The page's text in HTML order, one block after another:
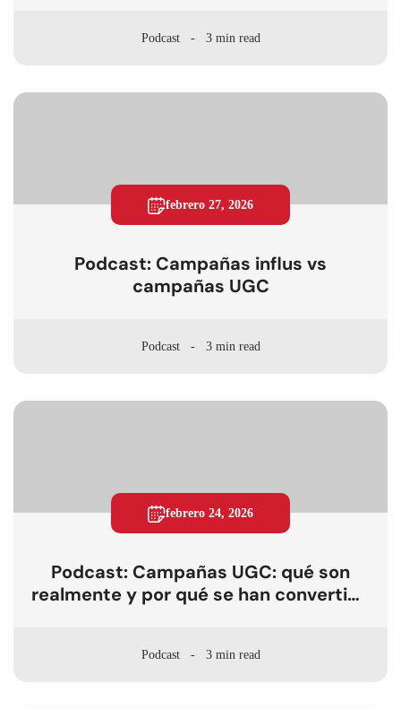
Podcast 3 min read
febrero 27, 2026
Podcast: Campañas influs vs
campañas UGC
Podcast 3 min read
febrero 24, 2026
Podcast: Campañas UGC: qué son
realmente y por qué se han convertido
Podcast 3 min read